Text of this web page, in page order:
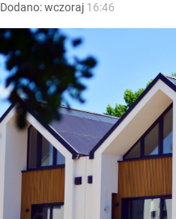
Dodano:wczoraj 16:46